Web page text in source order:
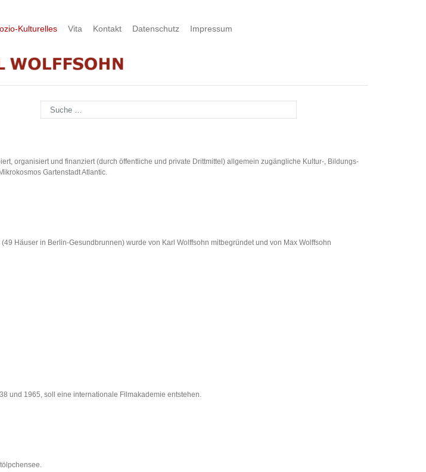
Kulturelles Vita Kontakt Datenschutz Impressum
Suchen
organisiert und finanziert (durch öffentliche und private Drittmittel) allgemein zugängliche Kultur-, Bildungs-
Gartenstadt Atlantic.
Häuser in Berlin-Gesundbrunnen) wurde von Karl Wolffsohn mitbegründet und von Max Wolffsohn
und 1965, soll eine internationale Filmakademie entstehen.